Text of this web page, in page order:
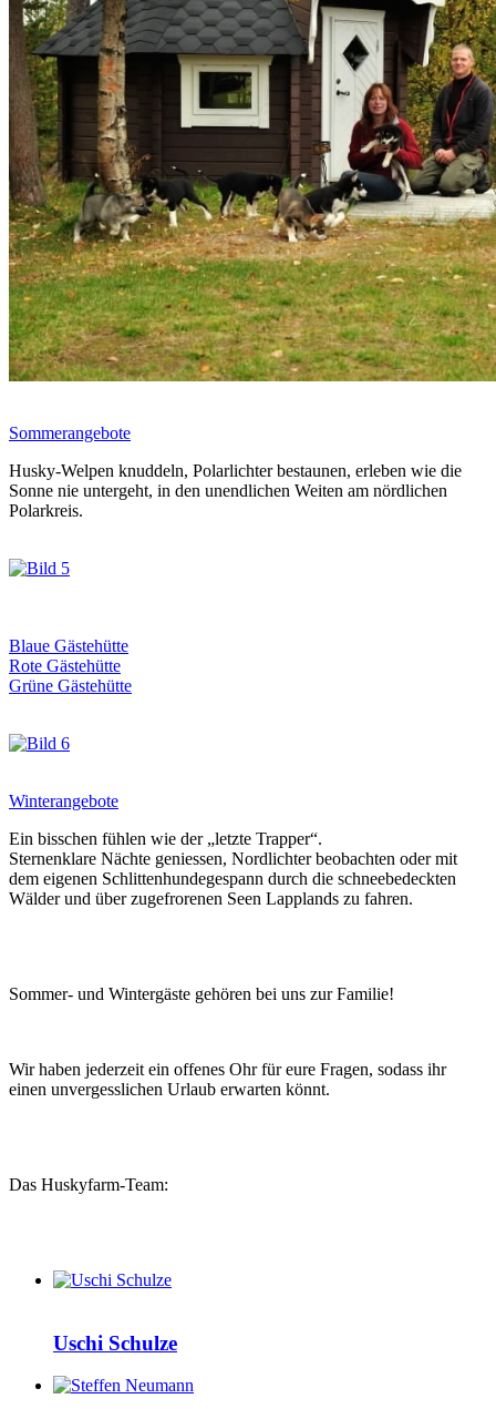
Sommerangebote
Husky-Welpen knuddeln, Polarlichter bestaunen, erleben wie die
Sonne nie untergeht, in den unendlichen Weiten am nördlichen
Polarkreis.
Blaue Gästehütte
Rote Gästehütte
Grüne Gästehütte
Winterangebote
Ein bisschen fühlen wie der „letzte Trapper“.
Sternenklare Nächte geniessen, Nordlichter beobachten oder mit
dem eigenen Schlittenhundegespann durch die schneebedeckten
Wälder und über zugefrorenen Seen Lapplands zu fahren.
Sommer- und Wintergäste gehören bei uns zur Familie!
Wir haben jederzeit ein offenes Ohr für eure Fragen, sodass ihr
einen unvergesslichen Urlaub erwarten könnt.
Das Huskyfarm-Team:
Uschi Schulze